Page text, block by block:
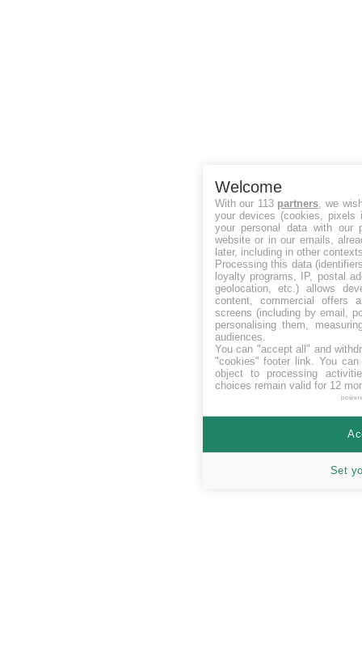
Welcome
With our 113 partners, we
your devices (cookies, pixels
your personal data with our
website or in our emails,
later, including in other
Processing this data
loyalty programs, IP, postal
geolocation, etc.) allows
content, commercial offers
screens (including by email,
personalising them,
audiences.
You can "accept all" and
"cookies" footer link. You can
object to processing
choices remain valid for 12
Set